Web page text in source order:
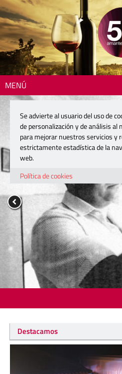
MENÚ
Destacamos
Se advierte al usuario del uso de
de personalización y de análisis al
para mejorar nuestros servicios y
estrictamente estadística de la
web.
Política de cookies